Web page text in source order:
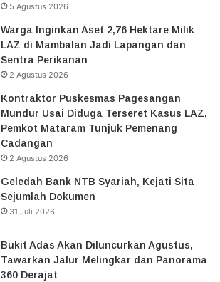
5 Agustus 2026
Warga Inginkan Aset 2,76 Hektare Milik
LAZ di Mambalan Jadi Lapangan dan
Sentra Perikanan
2 Agustus 2026
Kontraktor Puskesmas Pagesangan
Mundur Usai Diduga Terseret Kasus LAZ,
Pemkot Mataram Tunjuk Pemenang
Cadangan
2 Agustus 2026
Geledah Bank NTB Syariah, Kejati Sita
Sejumlah Dokumen
31 Juli 2026
Bukit Adas Akan Diluncurkan Agustus,
Tawarkan Jalur Melingkar dan Panorama
360 Derajat